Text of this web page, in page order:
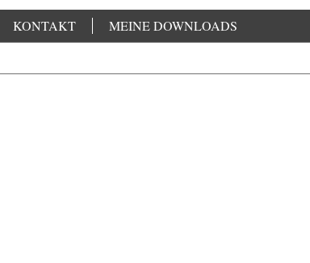
KONTAKT MEINE DOWNLOADS